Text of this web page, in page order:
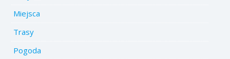
Miejsca
Trasy
Pogoda